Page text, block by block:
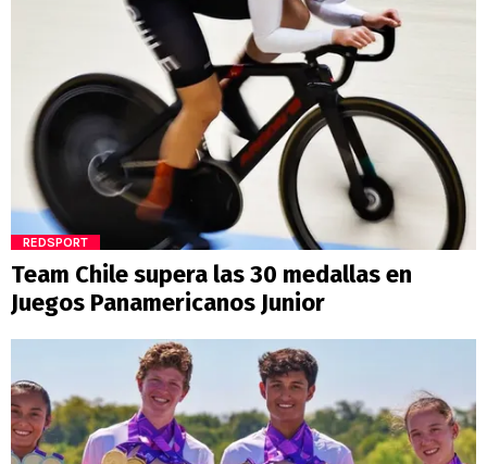
REDSPORT
Team Chile supera las 30 medallas en
Juegos Panamericanos Junior